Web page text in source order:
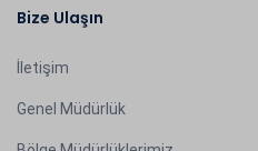
Bize Ulaşın
İletişim
Genel Müdürlük